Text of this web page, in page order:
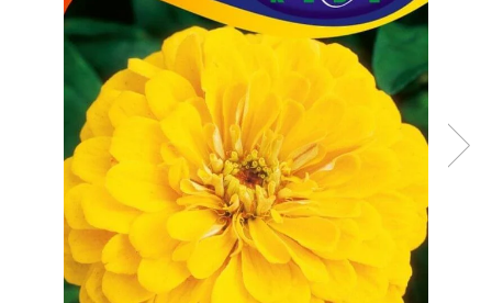
Diverse
Seminte legume
Pepene
Plante medicinale
Seminte ardei
Seminte broccoli
Seminte castraveti
Seminte ceapa
Seminte conopida
Seminte de Gulii